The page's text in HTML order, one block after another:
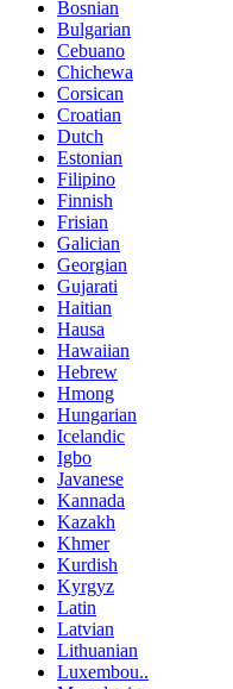
Bosnian
Bulgarian
Cebuano
Chichewa
Corsican
Croatian
Dutch
Estonian
Filipino
Finnish
Frisian
Galician
Georgian
Gujarati
Haitian
Hausa
Hawaiian
Hebrew
Hmong
Hungarian
Icelandic
Igbo
Javanese
Kannada
Kazakh
Khmer
Kurdish
Kyrgyz
Latin
Latvian
Lithuanian
Luxembou..